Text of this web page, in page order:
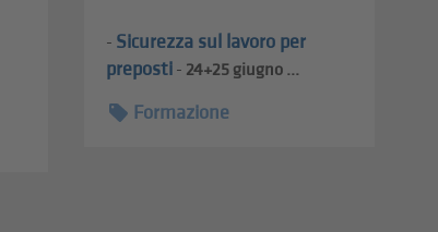
- Sicurezza sul lavoro per
preposti- 24+25 giugno ...
Formazione